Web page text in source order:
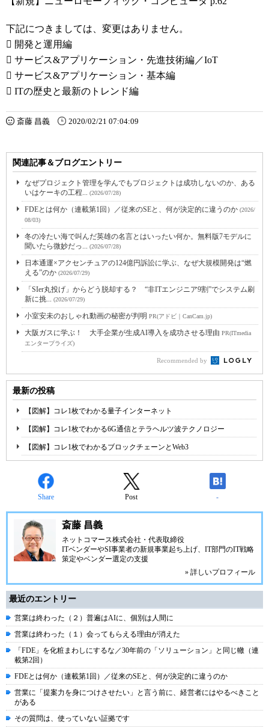
下記につきましては、変更はありません。
 開発と運用編
 サービス&アプリケーション・先進技術編／IoT
 サービス&アプリケーション・基本編
 ITの歴史と最新のトレンド編
斎藤 昌義 2020/02/21 07:04:09
関連記事＆ブログエントリー
なぜプロジェクト管理を学んでもプロジェクトは成功しないのか、ある
いはケーキの工程...
(2026/07/28)
FDEとは何か（連載第1回）／従来のSEと、何が決定的に違うのか (2026/
08/03)
冬の冷たい海で叫んだ英雄の名言とはいったい何か。無料版7モデルに
聞いたら微妙だっ...
(2026/07/28)
日本通運×アクセンチュアの124億円訴訟に学ぶ、なぜ大規模開発は“燃
える”のか (2026/07/29)
「SIer丸投げ」からどう脱却する？ “非ITエンジニア9割”でシステム刷
新に挑...
(2026/07/29)
小室安未のおしゃれ動画の秘密が判明 PR(アドビ｜CanCam.jp)
大阪ガスに学ぶ！ 大手企業が生成AI導入を成功させる理由 PR(ITmedia
エンタープライズ)
Recommended by
最新の投稿
【図解】コレ1枚でわかる量子インターネット
【図解】コレ1枚でわかる6G通信とテラヘルツ波テクノロジー
【図解】コレ1枚でわかるブロックチェーンとWeb3
Share Post -
斎藤 昌義
ネットコマース株式会社 ・代表取締役
ITベンダーやSI事業者の新規事業起ち上げ、IT部門のIT戦略
策定やベンダー選定の支援
» 詳しいプロフィール
最近のエントリー
営業は終わった（２）普遍はAIに、個別は人間に
営業は終わった（１）会ってもらえる理由が消えた
「FDE」を化粧まわしにするな／30年前の「ソリューション」と同じ轍（連
載第2回）
FDEとは何か（連載第1回）／従来のSEと、何が決定的に違うのか
営業に「提案力を身につけさせたい」と言う前に、経営者にはやるべきこと
がある
その質問は、使っていない証拠です